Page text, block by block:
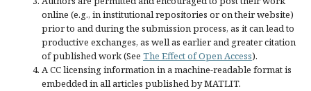
online (e.g., in institutional repositories or on their website)
prior to and during the submission process, as it can lead to
productive exchanges, as well as earlier and greater citation
of published work (See The Effect of Open Access).
A CC licensing information in a machine-readable format is
embedded in all articles published by MATLIT.